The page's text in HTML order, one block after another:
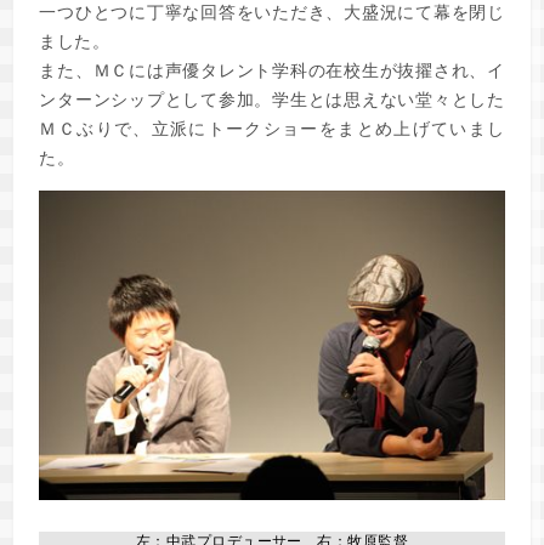
一つひとつに丁寧な回答をいただき、大盛況にて幕を閉じ
ました。
また、ＭＣには声優タレント学科の在校生が抜擢され、イ
ンターンシップとして参加。学生とは思えない堂々とした
ＭＣぶりで、立派にトークショーをまとめ上げていまし
た。